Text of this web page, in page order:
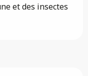
et des insectes